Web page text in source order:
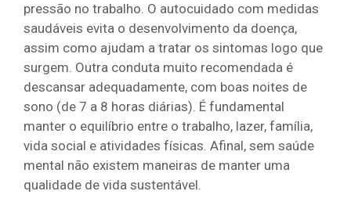
pressão no trabalho. O autocuidado com medidas
saudáveis evita o desenvolvimento da doença,
assim como ajudam a tratar os sintomas logo que
surgem. Outra conduta muito recomendada é
descansar adequadamente, com boas noites de
sono (de 7 a 8 horas diárias). É fundamental
manter o equilíbrio entre o trabalho, lazer, família,
vida social e atividades físicas. Afinal, sem saúde
mental não existem maneiras de manter uma
qualidade de vida sustentável.